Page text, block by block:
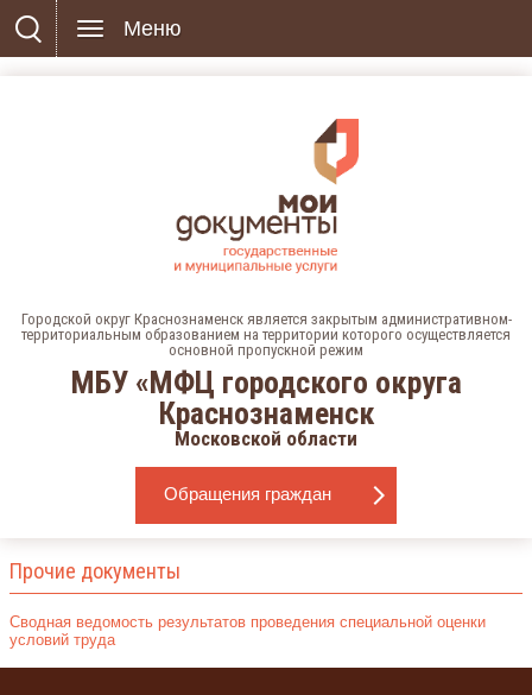
Меню
Городской округ Краснознаменск является закрытым административном-
территориальным образованием на территории которого осуществляется
основной пропускной режим
МБУ «МФЦ городского округа
Краснознаменск
Московской области
Обращения граждан
Прочие документы
Сводная ведомость результатов проведения специальной оценки
условий труда